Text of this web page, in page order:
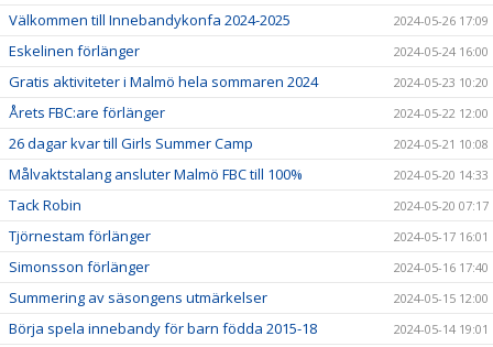
Välkommen till Innebandykonfa 2024-2025 2024-05-26 17:09
Eskelinen förlänger 2024-05-24 16:00
Gratis aktiviteter i Malmö hela sommaren 2024 2024-05-23 10:20
Årets FBC:are förlänger 2024-05-22 12:00
26 dagar kvar till Girls Summer Camp 2024-05-21 10:08
Målvaktstalang ansluter Malmö FBC till 100% 2024-05-20 14:33
Tack Robin 2024-05-20 07:17
Tjörnestam förlänger 2024-05-17 16:01
Simonsson förlänger 2024-05-16 17:40
Summering av säsongens utmärkelser 2024-05-15 12:00
Börja spela innebandy för barn födda 2015-18 2024-05-14 19:01